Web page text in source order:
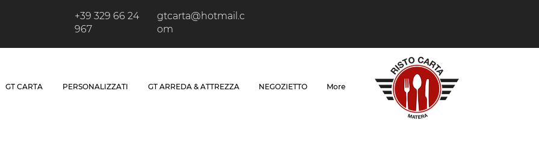
+39 329 66 24
967
gtcarta@hotmail.c
om
GT CARTA PERSONALIZZATI GT ARREDA & ATTREZZA NEGOZIETTO More